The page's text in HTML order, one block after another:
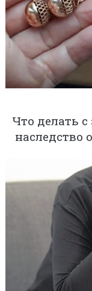
Что делать
наследство